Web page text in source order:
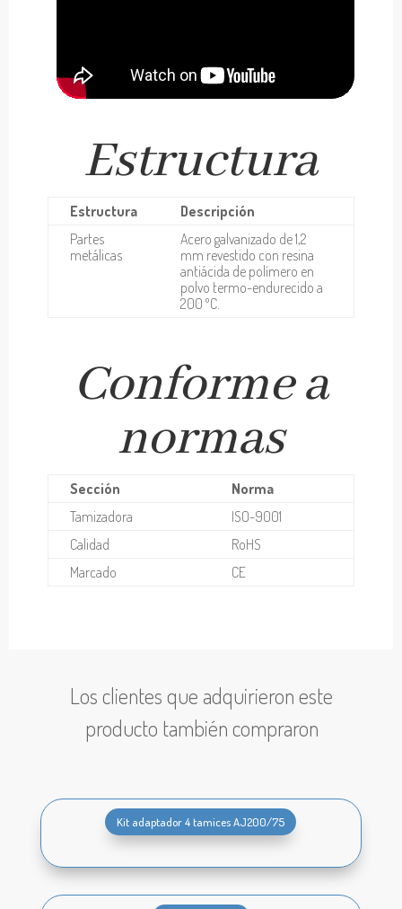
Estructura
Estructura
Descripción
Partes
metálicas
Acero galvanizado de 1,2
mm revestido con resina
antiácida de polímero en
polvo termo-endurecido a
200 ºC.
Conforme a
normas
Sección
Norma
Tamizadora
ISO-9001
Calidad
RoHS
Marcado
CE
Los clientes que adquirieron este
producto también compraron
Kit adaptador 4 tamices AJ200/75